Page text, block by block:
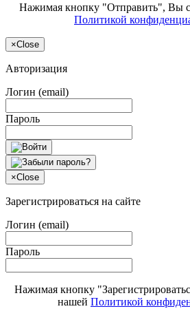
Нажимая кнопку "Отправить", Вы
Политикой
×Close
Авторизация
Логин (email)
Пароль
×Close
Зарегистрироваться на сайте
Логин (email)
Пароль
Нажимая кнопку
нашей Политикой